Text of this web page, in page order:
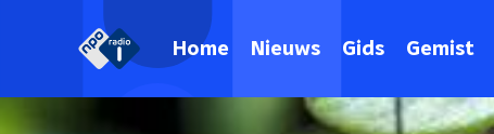
Home Nieuws Gids Gemist